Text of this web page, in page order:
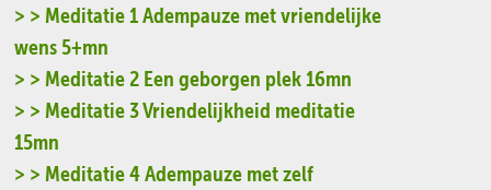
> > Meditatie 1 Adempauze met vriendelijke
wens 5+mn
> > Meditatie 2 Een geborgen plek 16mn
> > Meditatie 3 Vriendelijkheid meditatie
15mn
> > Meditatie 4 Adempauze met zelf